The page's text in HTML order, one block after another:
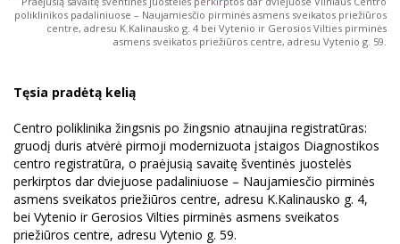
poliklinikos padaliniuose – Naujamiesčio pirminės asmens sveikatos priežiūros
centre, adresu K.Kalinausko g. 4 bei Vytenio ir Gerosios Vilties pirminės
asmens sveikatos priežiūros centre, adresu Vytenio g. 59.
Tęsia pradėtą kelią
Centro poliklinika žingsnis po žingsnio atnaujina registratūras:
gruodį duris atvėrė pirmoji modernizuota įstaigos Diagnostikos
centro registratūra, o praėjusią savaitę šventinės juostelės
perkirptos dar dviejuose padaliniuose – Naujamiesčio pirminės
asmens sveikatos priežiūros centre, adresu K.Kalinausko g. 4,
bei Vytenio ir Gerosios Vilties pirminės asmens sveikatos
priežiūros centre, adresu Vytenio g. 59.